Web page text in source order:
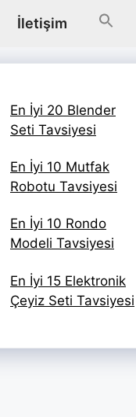
İletişim
En İyi 20 Blender
Seti Tavsiyesi
En İyi 10 Mutfak
Robotu Tavsiyesi
En İyi 10 Rondo
Modeli Tavsiyesi
En İyi 15 Elektronik
Çeyiz Seti Tavsiyesi